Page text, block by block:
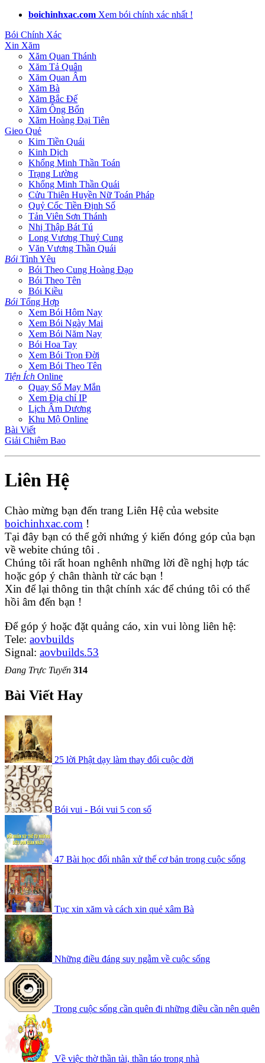
boichinhxac.com Xem bói chính xác nhất !
Bói Chính Xác
Xin Xăm
Xăm Quan Thánh
Xăm Tả Quân
Xăm Quan Âm
Xăm Bà
Xăm Bắc Đế
Xăm Ông Bổn
Xăm Hoàng Đại Tiên
Gieo Quẻ
Kim Tiền Quái
Kinh Dịch
Khổng Minh Thần Toán
Trạng Lường
Khổng Minh Thần Quái
Cửu Thiên Huyền Nữ Toán Pháp
Quỷ Cốc Tiền Định Số
Tản Viên Sơn Thánh
Nhị Thập Bát Tú
Long Vương Thuỷ Cung
Văn Vương Thần Quái
Bói Tình Yêu
Bói Theo Cung Hoàng Đạo
Bói Theo Tên
Bói Kiều
Bói Tổng Hợp
Xem Bói Hôm Nay
Xem Bói Ngày Mai
Xem Bói Năm Nay
Bói Hoa Tay
Xem Bói Trọn Đời
Xem Bói Theo Tên
Tiện Ích Online
Quay Số May Mắn
Xem Địa chỉ IP
Lịch Âm Dương
Khu Mộ Online
Bài Viết
Giải Chiêm Bao
Liên Hệ
Chào mừng bạn đến trang Liên Hệ của website
boichinhxac.com !
Tại đây bạn có thể gởi nhứng ý kiến đóng góp của bạn
về webite chúng tôi .
Chúng tôi rất hoan nghênh những lời đề nghị hợp tác
hoặc góp ý chân thành từ các bạn !
Xin để lại thông tin thật chính xác để chúng tôi có thể
hồi âm đến bạn !
Để góp ý hoặc đặt quảng cáo, xin vui lòng liên hệ:
Tele: aovbuilds
Signal: aovbuilds.53
Đang Trực Tuyến 314
Bài Viết Hay
25 lời Phật dạy làm thay đổi cuộc đời
Bói vui - Bói vui 5 con số
47 Bài học đối nhân xử thế cơ bản trong cuộc sống
Tục xin xăm và cách xin quẻ xâm Bà
Những điều đáng suy ngẫm về cuộc sống
Trong cuộc sống cần quên đi những điều cần nên quên
Về việc thờ thần tài, thần táo trong nhà